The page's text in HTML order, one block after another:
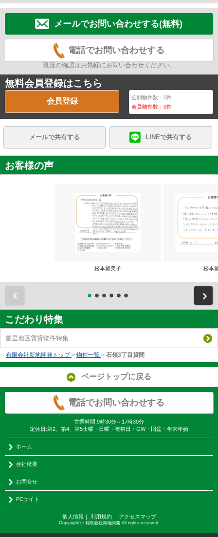
メールでお問い合わせする(無料)
電話でお問い合わせする
現況の確認はお気軽にお問い合わせください。
無料会員登録はこちら
会員登録 公開物件数：0件
会員物件数：0件
メールで共有する LINEで共有する
お客様の声
松本留美子 松本
こだわり特集
首里地区賃貸物件特集
有限会社新地開発トップ > 物件一覧 > 石嶺3丁目貸間
ページトップに戻る
電話でお問い合わせする
営業時間:9時30分～17時30分
定休日:第2、第4、第5土曜・日曜・祝祭日・GW・旧盆・年末年始
ホーム
会社概要
お問合せ
PCサイト
個人情報 ｜ 利用規約｜ アクセスマップ
Copyright(c) 有限会社新地開発 All rights reserved.